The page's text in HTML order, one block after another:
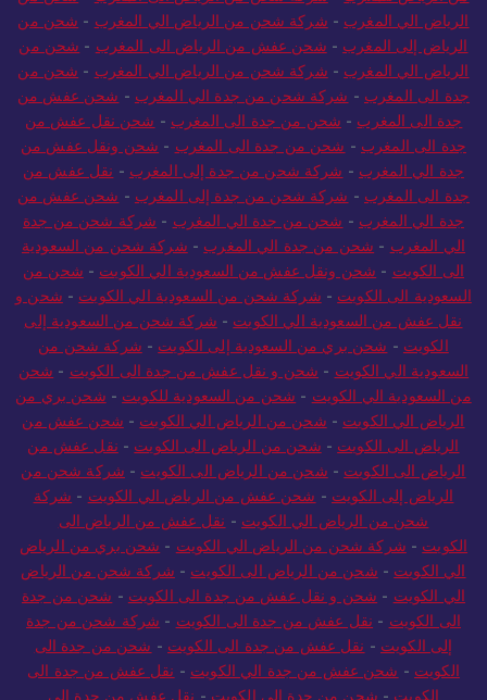
من الرياض للمغرب
شركة شحن من الرياض الى المغرب
شحن من
الرياض الي المغرب
شركة شحن من الرياض الي المغرب
شحن من
الرياض إلى المغرب
شحن عفش من الرياض الى المغرب
شحن من
الرياض الي المغرب
شركة شحن من الرياض الي المغرب
شحن من
جدة الى المغرب
شركة شحن من جدة الي المغرب
شحن عفش من
جدة الى المغرب
شحن من جدة الى المغرب
شحن نقل عفش من
جدة الى المغرب
شحن من جدة الى المغرب-
شحن ونقل عفش من
جدة الي المغرب
شركة شحن من جدة إلى المغرب
نقل عفش من
جدة الى المغرب
شركة شحن من جدة إلى المغرب-
شحن عفش من
جدة الي المغرب
شحن من جدة الي المغرب -
شركة شحن من جدة
الي المغرب
شحن من جدة الي المغرب
شركة شحن من السعودية
الى الكويت
-شحن ونقل عفش من السعودية الي الكويت
شحن من
السعودية الى الكويت
شركة شحن من السعودية الي الكويت
شحن و
نقل عفش من السعودية الي الكويت
-
شركة شحن من السعودية إلى
الكويت- شحن بري من السعودية إلى الكويت
شركة شحن من
السعودية الي الكويت
شحن و نقل عفش من جدة الى الكويت
شحن
من السعودية الي الكويت
شحن من السعودية للكويت
شحن بري من
الرياض الي الكويت
شحن من الرياض الي الكويت
شحن عفش من
الرياض الى الكويت
شحن من الرياض الى الكويت
نقل عفش من
الرياض الى الكويت
شحن من الرياض الى الكويت -شركة شحن من
الرياض إلى الكويت
شحن عفش من الرياض الي الكويت - شركة
شحن من الرياض الي الكويت-
نقل عفش من الرياض الى
الكويت
شركة شحن من الرياض الي الكويت
شحن بري من الرياض
الي الكويت
شحن من الرياض الى الكويت
شركة شحن من الرياض
الي الكويت
شحن و نقل عفش من جدة الى الكويت
شحن من جدة
الى الكويت
نقل عفش من جدة الى الكويت
شركة شحن من جدة
إلى الكويت
نقل عفش من جدة الى الكويت -
شحن من جدة الى
الكويت
شحن عفش من جدة الي الكويت -
نقل عفش من جدة الى